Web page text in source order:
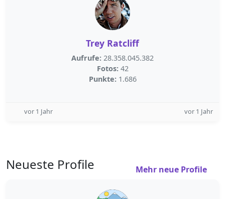
Trey Ratcliff
Aufrufe: 28.358.045.382
Fotos: 42
Punkte: 1.686
vor 1 Jahr vor 1 Jahr
Neueste Profile Mehr neue Profile